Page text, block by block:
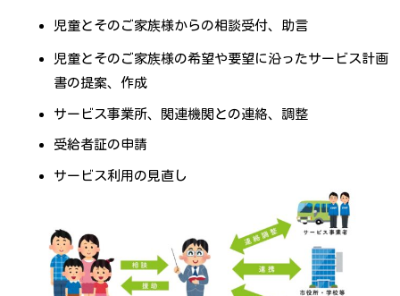
児童とそのご家族様からの相談受付、助言
児童とそのご家族様の希望や要望に沿ったサービス計画
書の提案、作成
サービス事業所、関連機関との連絡、調整
受給者証の申請
サービス利用の見直し